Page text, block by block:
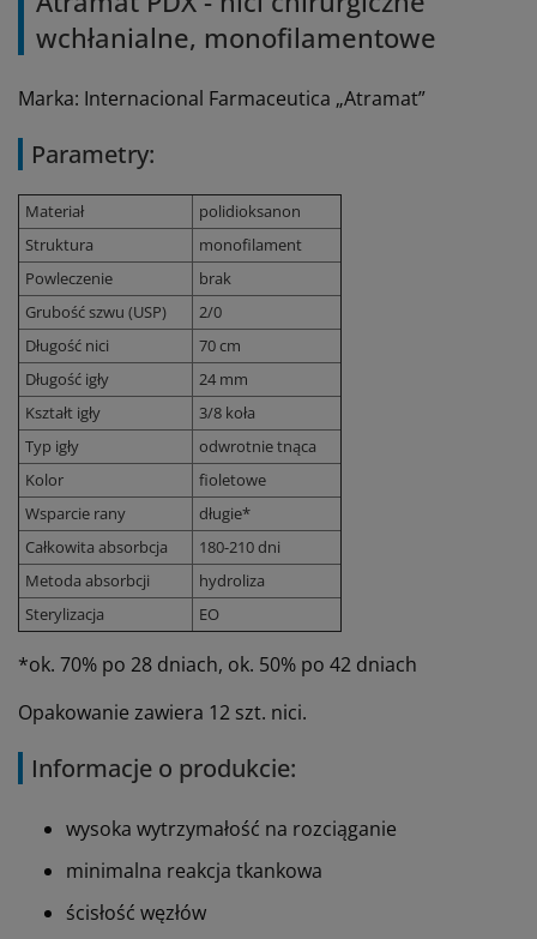
wchłanialne, monofilamentowe
Marka: Internacional Farmaceutica „Atramat”
Parametry:
Materiał
polidioksanon
Struktura
monofilament
Powleczenie
brak
Grubość szwu (USP)
2/0
Długość nici
70 cm
Długość igły
24 mm
Kształt igły
3/8 koła
Typ igły
odwrotnie tnąca
Kolor
fioletowe
Wsparcie rany
długie*
Całkowita absorbcja
180-210 dni
Metoda absorbcji
hydroliza
Sterylizacja
EO
*ok. 70% po 28 dniach, ok. 50% po 42 dniach
Opakowanie zawiera 12 szt. nici.
Informacje o produkcie:
wysoka wytrzymałość na rozciąganie
minimalna reakcja tkankowa
ścisłość węzłów